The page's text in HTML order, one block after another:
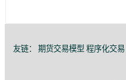
友链： 期货交易模型 程序化交易